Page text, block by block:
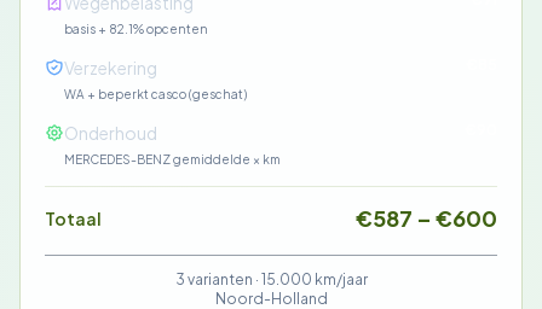
basis + 82.1% opcenten
Verzekering
WA + beperkt casco (geschat)
Onderhoud
MERCEDES-BENZ gemiddelde × km
Totaal €587 – €600
3 varianten · 15.000 km/jaar
Noord-Holland